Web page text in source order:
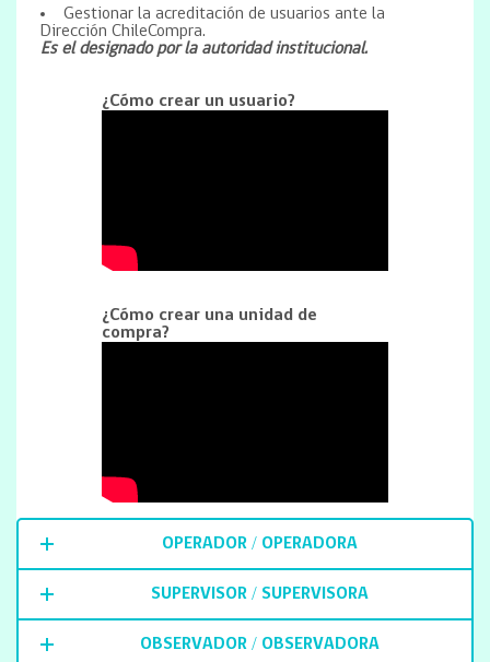
Gestionar la acreditación de usuarios ante la
Dirección ChileCompra.
Es el designado por la autoridad institucional.
¿Cómo crear un usuario?
¿Cómo crear una unidad de
compra?
OPERADOR / OPERADORA
SUPERVISOR / SUPERVISORA
OBSERVADOR / OBSERVADORA